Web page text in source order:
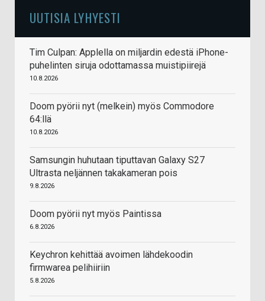
UUTISIA LYHYESTI
Tim Culpan: Applella on miljardin edestä iPhone-
puhelinten siruja odottamassa muistipiirejä
10.8.2026
Doom pyörii nyt (melkein) myös Commodore
64:llä
10.8.2026
Samsungin huhutaan tiputtavan Galaxy S27
Ultrasta neljännen takakameran pois
9.8.2026
Doom pyörii nyt myös Paintissa
6.8.2026
Keychron kehittää avoimen lähdekoodin
firmwarea pelihiiriin
5.8.2026